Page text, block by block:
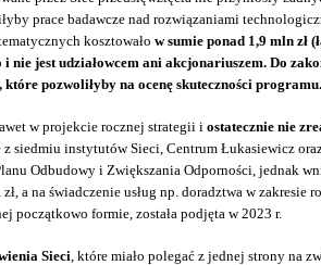
prace badawcze nad rozwiązaniami
kosztowało w sumie ponad 1,9 mln zł
jest udziałowcem ani akcjonariuszem. Do
pozwoliłyby na ocenę skuteczności programu.
w projekcie rocznej strategii i ostatecznie nie
siedmiu instytutów Sieci, Centrum Łukasiewicz
Odbudowy i Zwiększania Odporności, jednak
a na świadczenie usług np. doradztwa w
początkowo formie, została podjęta w 2023 r.
Sieci , które miało polegać z jednej strony na